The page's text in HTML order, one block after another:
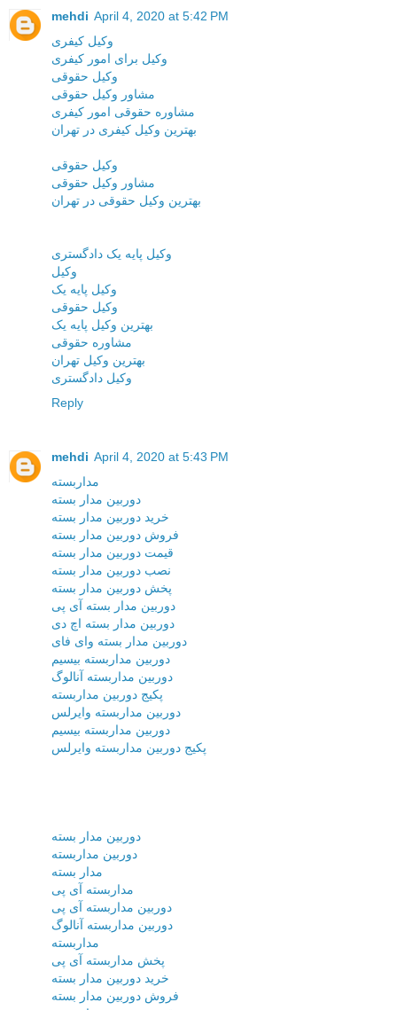
mehdi April 4, 2020 at 5:42 PM
وکیل کیفری
وکیل برای امور کیفری
وکیل حقوقی
مشاور وکیل حقوقی
مشاوره حقوقی امور کیفری
بهترین وکیل کیفری در تهران
وکیل حقوقی
مشاور وکیل حقوقی
بهترین وکیل حقوقی در تهران
وکیل پایه یک دادگستری
وکیل
وکیل پایه یک
وکیل حقوقی
بهترین وکیل پایه یک
مشاوره حقوقی
بهترین وکیل تهران
وکیل دادگستری
Reply
mehdi April 4, 2020 at 5:43 PM
مداربسته
دوربین مدار بسته
خرید دوربین مدار بسته
فروش دوربین مدار بسته
قیمت دوربین مدار بسته
نصب دوربین مدار بسته
پخش دوربین مدار بسته
دوربین مدار بسته آی پی
دوربین مدار بسته اچ دی
دوربین مدار بسته وای فای
دوربین مداربسته بیسیم
دوربین مداربسته آنالوگ
پکیج دوربین مداربسته
دوربین مداربسته وایرلس
دوربین مداربسته بیسیم
پکیج دوربین مداربسته وایرلس
دوربین مدار بسته
دوربین مداربسته
مدار بسته
مداربسته آی پی
دوربین مداربسته آی پی
دوربین مداربسته آنالوگ
مداربسته
پخش مداربسته آی پی
خرید دوربین مدار بسته
فروش دوربین مدار بسته